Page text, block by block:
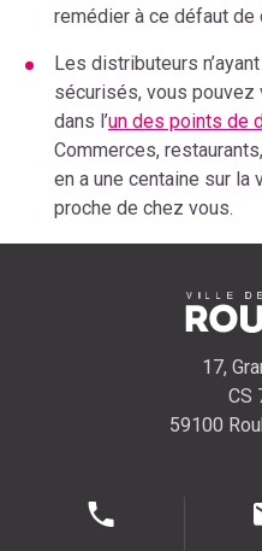
remédier à ce défaut de
Les distributeurs
sécurisés, vous pouvez
dans l’un des points de
Commerces,
en a une centaine sur la
proche de chez vous.
17,
CS
59100